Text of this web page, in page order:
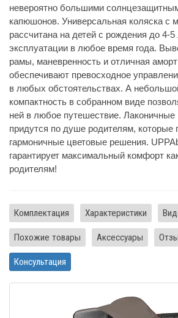
невероятно большими
капюшонов. Универсальная коляска с
рассчитана на детей с рождения до 4-5
эксплуатации в любое время года.
рамы, маневренность и отличная
обеспечивают превосходное
в любых обстоятельствах. А
компактность в собранном виде
ней в любое путешествие. Лаконичные
придутся по душе родителям, которые
гармоничные цветовые решения.
гарантирует максимальный комфорт
родителям!
Комплектация Характеристики
Похожие товары Аксессуары
Консультация